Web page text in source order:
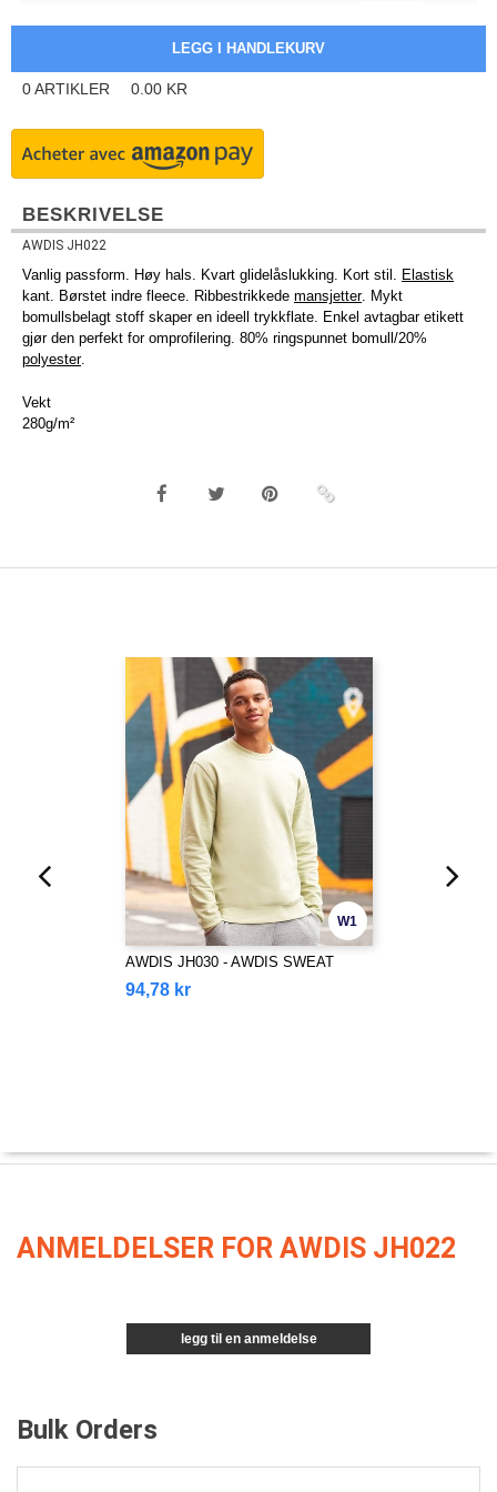
0ARTIKLER 0.00 KR
BESKRIVELSE
AWDIS JH022
Vanlig passform. Høy hals. Kvart glidelåslukking. Kort stil. Elastisk
kant. Børstet indre fleece. Ribbestrikkede mansjetter. Mykt
bomullsbelagt stoff skaper en ideell trykkflate. Enkel avtagbar etikett
gjør den perfekt for omprofilering. 80% ringspunnet bomull/20%
polyester.
Vekt
280g/m²
W1
AWDIS JH030 - AWDIS SWEAT
94,78 kr
ANMELDELSER FOR AWDIS JH022
legg til en anmeldelse
Bulk Orders